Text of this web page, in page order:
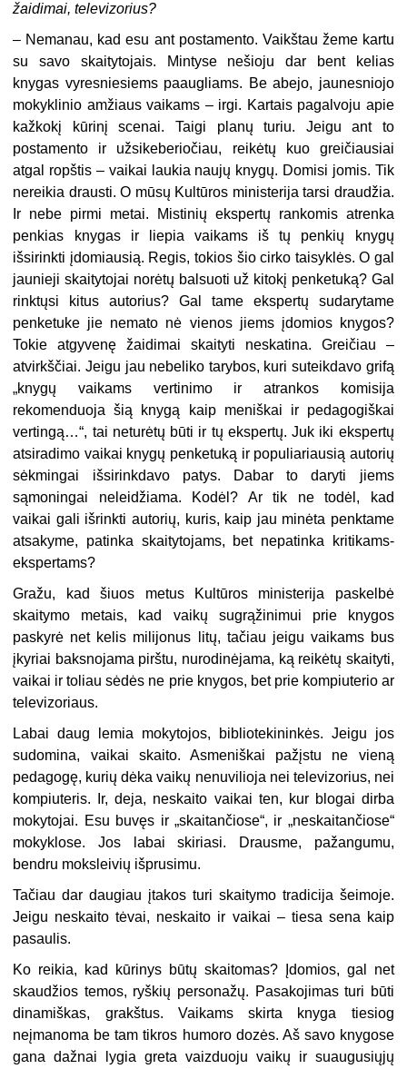
žaidimai, televizorius?
– Nemanau, kad esu ant postamento. Vaikštau žeme kartu
su savo skaitytojais. Mintyse nešioju dar bent kelias
knygas vyresniesiems paaugliams. Be abejo, jaunesniojo
mokyklinio amžiaus vaikams – irgi. Kartais pagalvoju apie
kažkokį kūrinį scenai. Taigi planų turiu. Jeigu ant to
postamento ir užsikeberiočiau, reikėtų kuo greičiausiai
atgal ropštis – vaikai laukia naujų knygų. Domisi jomis. Tik
nereikia drausti. O mūsų Kultūros ministerija tarsi draudžia.
Ir nebe pirmi metai. Mistinių ekspertų rankomis atrenka
penkias knygas ir liepia vaikams iš tų penkių knygų
išsirinkti įdomiausią. Regis, tokios šio cirko taisyklės. O gal
jaunieji skaitytojai norėtų balsuoti už kitokį penketuką? Gal
rinktųsi kitus autorius? Gal tame ekspertų sudarytame
penketuke jie nemato nė vienos jiems įdomios knygos?
Tokie atgyvenę žaidimai skaityti neskatina. Greičiau –
atvirkščiai. Jeigu jau nebeliko tarybos, kuri suteikdavo grifą
„knygų vaikams vertinimo ir atrankos komisija
rekomenduoja šią knygą kaip meniškai ir pedagogiškai
vertingą…“, tai neturėtų būti ir tų ekspertų. Juk iki ekspertų
atsiradimo vaikai knygų penketuką ir populiariausią autorių
sėkmingai išsirinkdavo patys. Dabar to daryti jiems
sąmoningai neleidžiama. Kodėl? Ar tik ne todėl, kad
vaikai gali išrinkti autorių, kuris, kaip jau minėta penktame
atsakyme, patinka skaitytojams, bet nepatinka kritikams-
ekspertams?
Gražu, kad šiuos metus Kultūros ministerija paskelbė
skaitymo metais, kad vaikų sugrąžinimui prie knygos
paskyrė net kelis milijonus litų, tačiau jeigu vaikams bus
įkyriai baksnojama pirštu, nurodinėjama, ką reikėtų skaityti,
vaikai ir toliau sėdės ne prie knygos, bet prie kompiuterio ar
televizoriaus.
Labai daug lemia mokytojos, bibliotekininkės. Jeigu jos
sudomina, vaikai skaito. Asmeniškai pažįstu ne vieną
pedagogę, kurių dėka vaikų nenuvilioja nei televizorius, nei
kompiuteris. Ir, deja, neskaito vaikai ten, kur blogai dirba
mokytojai. Esu buvęs ir „skaitančiose“, ir „neskaitančiose“
mokyklose. Jos labai skiriasi. Drausme, pažangumu,
bendru moksleivių išprusimu.
Tačiau dar daugiau įtakos turi skaitymo tradicija šeimoje.
Jeigu neskaito tėvai, neskaito ir vaikai – tiesa sena kaip
pasaulis.
Ko reikia, kad kūrinys būtų skaitomas? Įdomios, gal net
skaudžios temos, ryškių personažų. Pasakojimas turi būti
dinamiškas, grakštus. Vaikams skirta knyga tiesiog
neįmanoma be tam tikros humoro dozės. Aš savo knygose
gana dažnai lygia greta vaizduoju vaikų ir suaugusiųjų